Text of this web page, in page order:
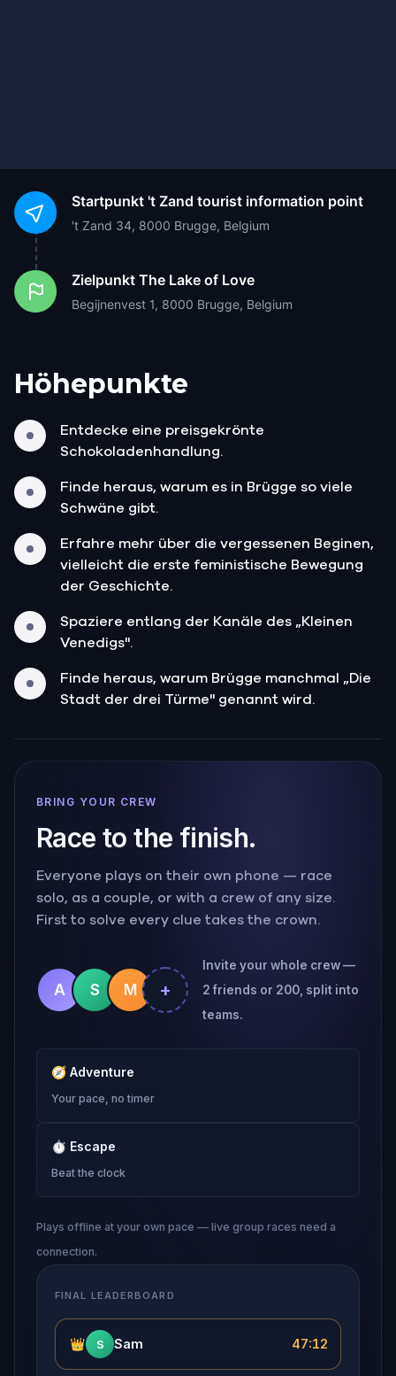
Startpunkt 't Zand tourist information point
't Zand 34, 8000 Brugge, Belgium
Zielpunkt The Lake of Love
Begijnenvest 1, 8000 Brugge, Belgium
Höhepunkte
Entdecke eine preisgekrönte
Schokoladenhandlung.
Finde heraus, warum es in Brügge so viele
Schwäne gibt.
Erfahre mehr über die vergessenen Beginen,
vielleicht die erste feministische Bewegung
der Geschichte.
Spaziere entlang der Kanäle des „Kleinen
Venedigs".
Finde heraus, warum Brügge manchmal „Die
Stadt der drei Türme" genannt wird.
BRING YOUR CREW
Race to the finish.
Everyone plays on their own phone — race
solo, as a couple, or with a crew of any size.
First to solve every clue takes the crown.
A S M +
Invite your whole crew —
2 friends or 200, split into
teams.
🧭 Adventure
Your pace, no timer
⏱ Escape
Beat the clock
Plays offline at your own pace — live group races need a
connection.
FINAL LEADERBOARD
👑 S Sam 47:12